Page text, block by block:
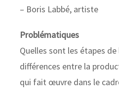
– Boris Labbé, artiste
Problématiques
Quelles sont les étapes
différences entre la
qui fait œuvre dans le